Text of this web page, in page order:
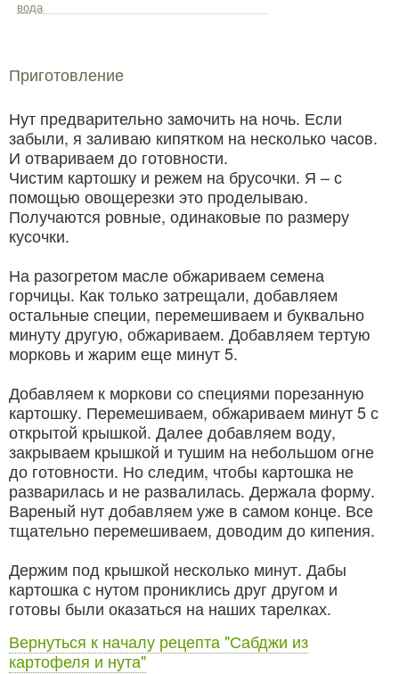
вода
Приготовление
Нут предварительно замочить на ночь. Если
забыли, я заливаю кипятком на несколько часов.
И отвариваем до готовности.
Чистим картошку и режем на брусочки. Я – с
помощью овощерезки это проделываю.
Получаются ровные, одинаковые по размеру
кусочки.
На разогретом масле обжариваем семена
горчицы. Как только затрещали, добавляем
остальные специи, перемешиваем и буквально
минуту другую, обжариваем. Добавляем тертую
морковь и жарим еще минут 5.
Добавляем к моркови со специями порезанную
картошку. Перемешиваем, обжариваем минут 5 с
открытой крышкой. Далее добавляем воду,
закрываем крышкой и тушим на небольшом огне
до готовности. Но следим, чтобы картошка не
разварилась и не развалилась. Держала форму.
Вареный нут добавляем уже в самом конце. Все
тщательно перемешиваем, доводим до кипения.
Держим под крышкой несколько минут. Дабы
картошка с нутом прониклись друг другом и
готовы были оказаться на наших тарелках.
Вернуться к началу рецепта "Сабджи из
картофеля и нута"